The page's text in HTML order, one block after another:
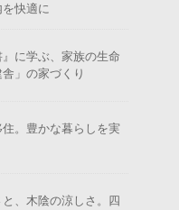
快適に
に学ぶ、家族の生命
」の家づくり
。豊かな暮らしを実
、木陰の涼しさ。四